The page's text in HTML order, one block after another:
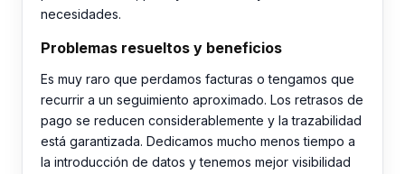
necesidades.
Problemas resueltos y beneficios
Es muy raro que perdamos facturas o tengamos que
recurrir a un seguimiento aproximado. Los retrasos de
pago se reducen considerablemente y la trazabilidad
está garantizada. Dedicamos mucho menos tiempo a
la introducción de datos y tenemos mejor visibilidad